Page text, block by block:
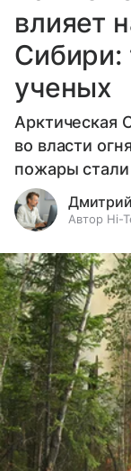
влияет
Сибири:
ученых
Арктическая
во власти
пожары
Автор Hi-